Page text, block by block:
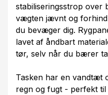
stabiliseringsstrop over
vægten jævnt og
du bevæger dig.
lavet af åndbart
tør, selv når du bærer
Tasken har en vandtæt
regn og fugt - perfekt